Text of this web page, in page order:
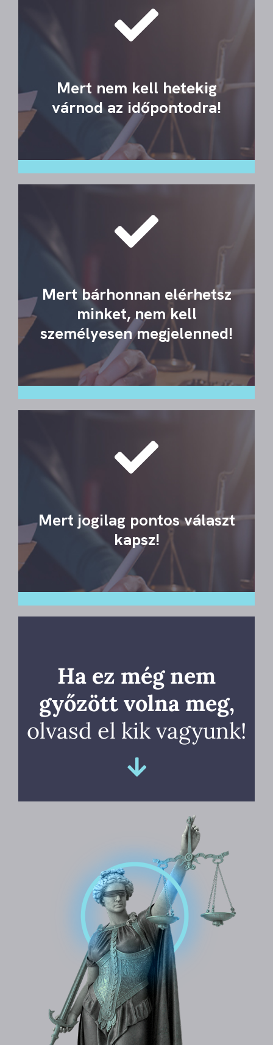
Mert nem kell hetekig
várnod az időpontodra!
Mert bárhonnan elérhetsz
minket, nem kell
személyesen megjelenned!
Mert jogilag pontos választ
kapsz!
Ha ez még nem
győzött volna meg,
olvasd el kik vagyunk!